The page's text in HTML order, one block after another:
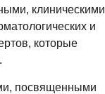
клиническими
и
которые
посвященными